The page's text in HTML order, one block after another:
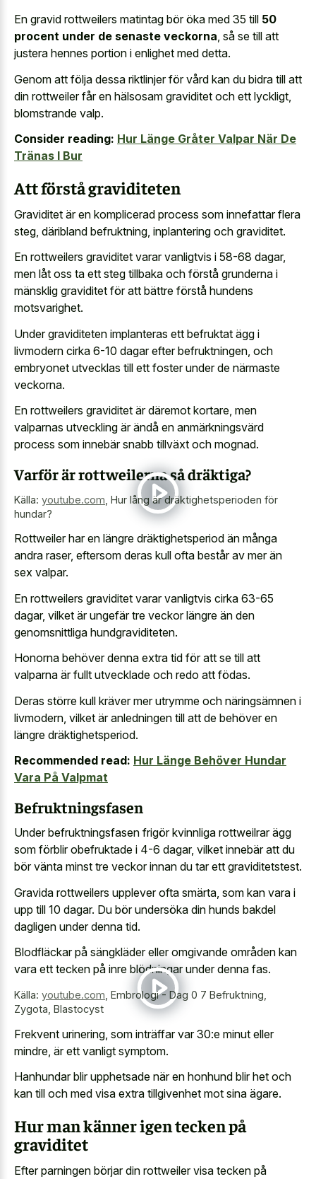
En gravid rottweilers matintag bör öka med 35 till 50
procent under de senaste veckorna, så se till att
justera hennes portion i enlighet med detta.
Genom att följa dessa riktlinjer för vård kan du bidra till att
din rottweiler får en hälsosam graviditet och ett lyckligt,
blomstrande valp.
Consider reading: Hur Länge Gråter Valpar När De
Tränas I Bur
Att förstå graviditeten
Graviditet är en komplicerad process som innefattar flera
steg, däribland befruktning, inplantering och graviditet.
En rottweilers graviditet varar vanligtvis i 58-68 dagar,
men låt oss ta ett steg tillbaka och förstå grunderna i
mänsklig graviditet för att bättre förstå hundens
motsvarighet.
Under graviditeten implanteras ett befruktat ägg i
livmodern cirka 6-10 dagar efter befruktningen, och
embryonet utvecklas till ett foster under de närmaste
veckorna.
En rottweilers graviditet är däremot kortare, men
valparnas utveckling är ändå en anmärkningsvärd
process som innebär snabb tillväxt och mognad.
Varför är rottweilerna så dräktiga?
Källa: youtube.com Hur lång är dräktighetsperioden för
hundar?
Rottweiler har en längre dräktighetsperiod än många
andra raser, eftersom deras kull ofta består av mer än
sex valpar.
En rottweilers graviditet varar vanligtvis cirka 63-65
dagar, vilket är ungefär tre veckor längre än den
genomsnittliga hundgraviditeten.
Honorna behöver denna extra tid för att se till att
valparna är fullt utvecklade och redo att födas.
Deras större kull kräver mer utrymme och näringsämnen i
livmodern, vilket är anledningen till att de behöver en
längre dräktighetsperiod.
Recommended read: Hur Länge Behöver Hundar
Vara På Valpmat
Befruktningsfasen
Under befruktningsfasen frigör kvinnliga rottweilrar ägg
som förblir obefruktade i 4-6 dagar, vilket innebär att du
bör vänta minst tre veckor innan du tar ett graviditetstest.
Gravida rottweilers upplever ofta smärta, som kan vara i
upp till 10 dagar. Du bör undersöka din hunds bakdel
dagligen under denna tid.
Blodfläckar på sängkläder eller omgivande områden kan
vara ett tecken på inre blödningar under denna fas.
Källa: youtube.com Embrologi - Dag 0 7 Befruktning,
Zygota, Blastocyst
Frekvent urinering, som inträffar var 30:e minut eller
mindre, är ett vanligt symptom.
Hanhundar blir upphetsade när en honhund blir het och
kan till och med visa extra tillgivenhet mot sina ägare.
Hur man känner igen tecken på
graviditet
Efter parningen börjar din rottweiler visa tecken på